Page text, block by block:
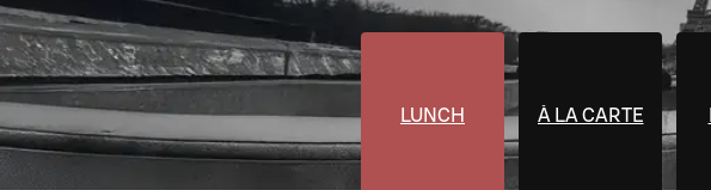
LUNCH À LA CARTE